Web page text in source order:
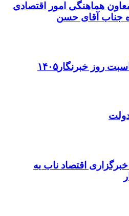
هماهنگی امور اقتصادی
جناب آقای حسن
روز خبرنگار۱۴۰۵
اقتصاد ناب به